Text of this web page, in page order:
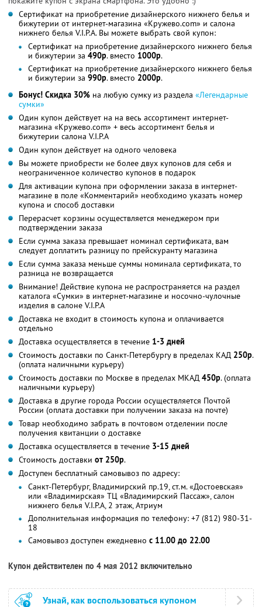
Сертификат на приобретение дизайнерского нижнего белья и
бижутерии от интернет-магазина «Кружево.com» и салона
нижнего белья V.I.P.A. Вы можете выбрать свой купон:
Сертификат на приобретение дизайнерского нижнего белья
и бижутерии за 490р. вместо 1000р.
Сертификат на приобретение дизайнерского нижнего белья
и бижутерии за 990р. вместо 2000р.
Бонус! Скидка 30% на любую сумку из раздела «Легендарные
сумки»
Один купон действует на на весь ассортимент интернет-
магазина «Кружево.com» + весь ассортимент белья и
бижутерии салона V.I.P.A
Один купон действует на одного человека
Вы можете приобрести не более двух купонов для себя и
неограниченное количество купонов в подарок
Для активации купона при оформлении заказа в интернет-
магазине в поле «Комментарий» необходимо указать номер
купона и способ доставки
Перерасчет корзины осуществляется менеджером при
подтверждении заказа
Если сумма заказа превышает номинал сертификата, вам
следует доплатить разницу по прейскуранту магазина
Если сумма заказа меньше суммы номинала сертификата, то
разница не возвращается
Внимание! Действие купона не распространяется на раздел
каталога «Сумки» в интернет-магазине и носочно-чулочные
изделия в салоне V.I.P.A
Доставка не входит в стоимость купона и оплачивается
отдельно
Доставка осуществляется в течение 1-3 дней
Стоимость доставки по Санкт-Петербургу в пределах КАД 250р.
(оплата наличными курьеру)
Стоимость доставки по Москве в пределах МКАД 450р. (оплата
наличными курьеру)
Доставка в другие города России осуществляется Почтой
России (оплата доставки при получении заказа на почте)
Товар необходимо забрать в почтовом отделении после
получения квитанции о доставке
Доставка осуществляется в течение 3-15 дней
Стоимость доставки от 250р.
Доступен бесплатный самовывоз по адресу:
Санкт-Петербург, Владимирский пр.19, ст.м. «Достоевская»
или «Владимирская» ТЦ «Владимирский Пассаж», салон
нижнего белья V.I.P.A, 2 этаж, Атриум
Дополнительная информация по телефону: +7 (812) 980-31-
18
Самовывоз доступен ежедневно с 11.00 до 22.00
Купон действителен по 4 мая 2012 включительно
Узнай, как воспользоваться купоном